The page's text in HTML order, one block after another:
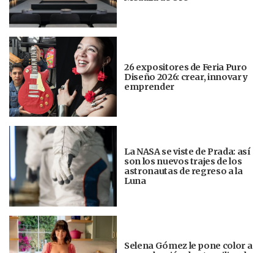
26 expositores de Feria Puro
Diseño 2026: crear, innovar y
emprender
La NASA se viste de Prada: así
son los nuevos trajes de los
astronautas de regreso a la
Luna
Selena Gómez le pone color a